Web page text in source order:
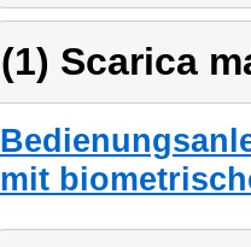
(1) Scarica
mit